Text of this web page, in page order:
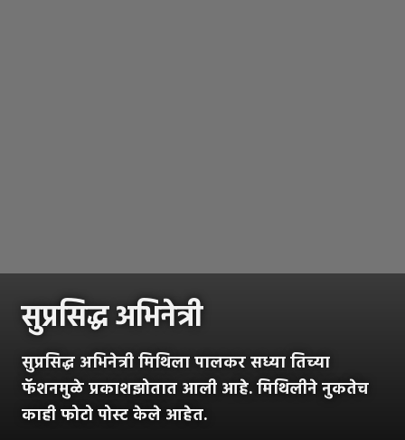
सुप्रसिद्ध अभिनेत्री
सुप्रसिद्ध अभिनेत्री मिथिला पालकर सध्या तिच्या
फॅशनमुळे प्रकाशझोतात आली आहे. मिथिलीने नुकतेच
काही फोटो पोस्ट केले आहेत.